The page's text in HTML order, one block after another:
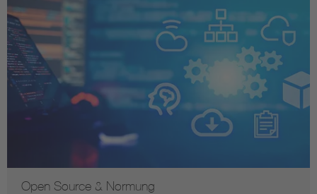
Open Source & Normung